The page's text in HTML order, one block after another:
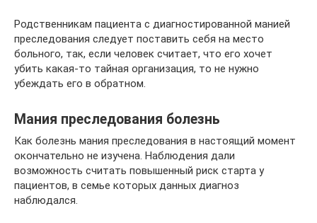
Родственникам пациента с диагностированной манией
преследования следует поставить себя на место
больного, так, если человек считает, что его хочет
убить какая-то тайная организация, то не нужно
убеждать его в обратном.
Мания преследования болезнь
Как болезнь мания преследования в настоящий момент
окончательно не изучена. Наблюдения дали
возможность считать повышенный риск старта у
пациентов, в семье которых данных диагноз
наблюдался.